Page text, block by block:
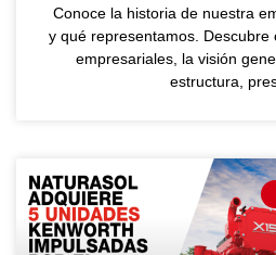
Conoce la historia de nuestra
y qué representamos. Descubre
empresariales, la visión
estructura,